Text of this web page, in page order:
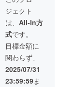
ルや注
意書き
をご確
認くだ
さい。
ターン
は
15000
円のリ
ターン
と同じ
内容に
なりま
す。
ジェクト
は、 All-In方
式です。
目標金額に
関わらず、
2025/07/31
23:59:59ま